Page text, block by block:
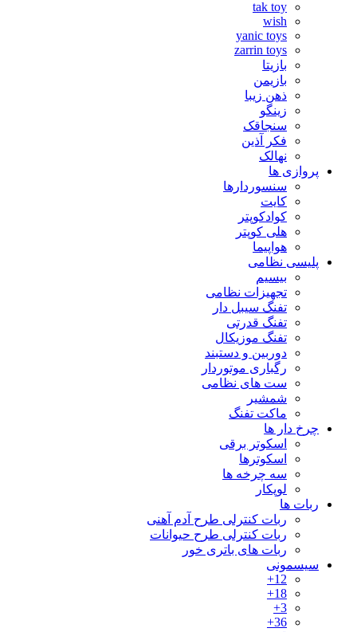
tak toy
wish
yanic toys
zarrin toys
بازیتا
بازیمن
ذهن زیبا
زینگو
سنجاقک
فکر آذین
نهالک
پروازی ها
سنسوردارها
کایت
کوادکوپتر
هلی کوپتر
هواپیما
پلیسی نظامی
بیسیم
تجهیزات نظامی
تفنگ سیبل دار
تفنگ قدرتی
تفنگ موزیکال
دوربین و دستبند
رگباری موتوردار
ست های نظامی
شمشیر
ماکت تفنگ
چرخ دار ها
اسکوتر برقی
اسکوترها
سه چرخه ها
لوپکار
ربات ها
ربات کنترلی طرح آدم آهنی
ربات کنترلی طرح حیوانات
ربات های باتری خور
سیسمونی
12+
18+
3+
36+